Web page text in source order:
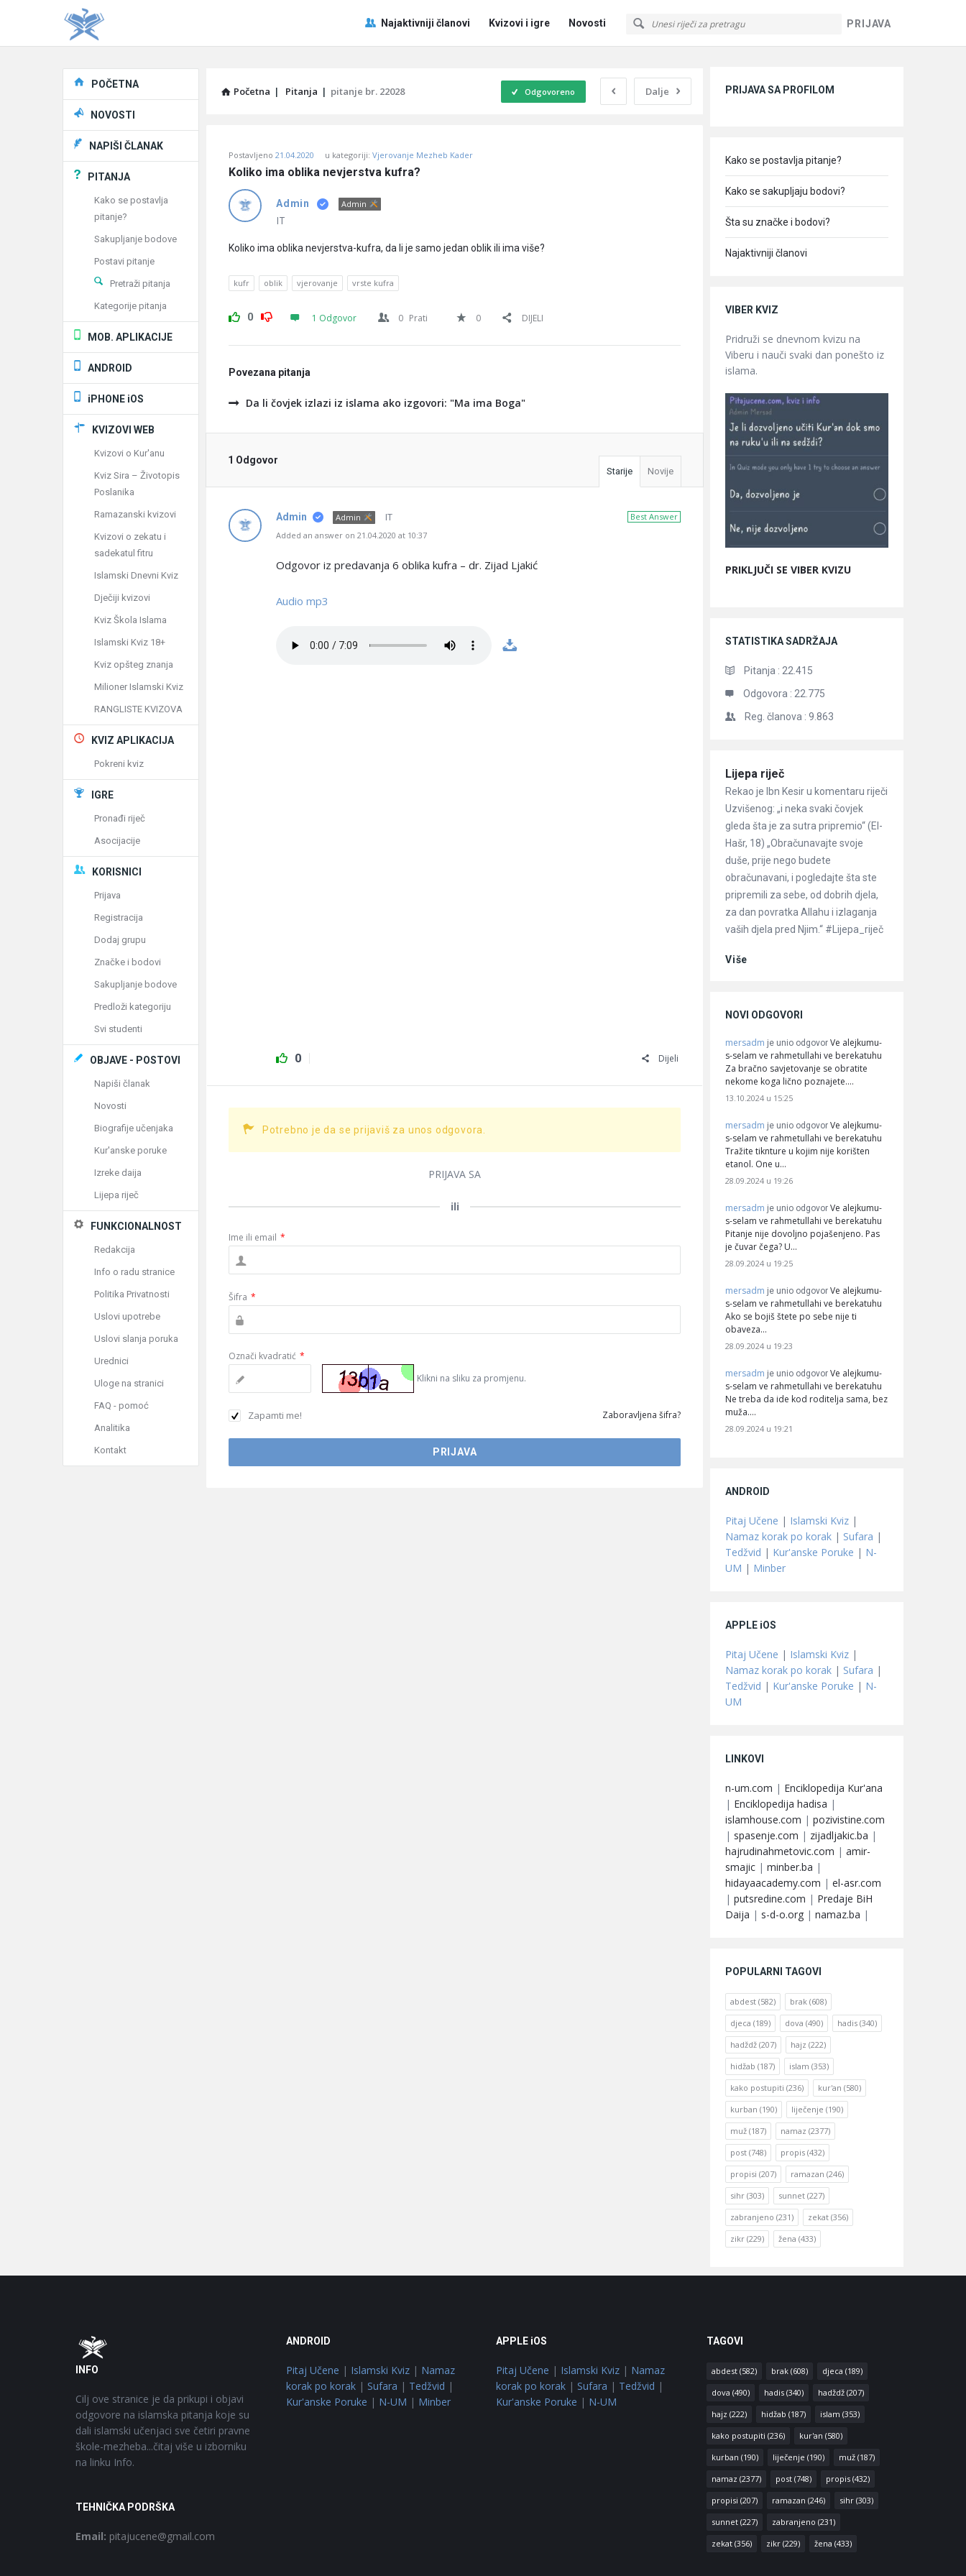
PRIJAVA
Pitaj
Učene
Navigacija
Najaktivniji članovi Kvizovi i igre Novosti
Početna | Pitanja | pitanje br. 22028 Dalje
Odgovoreno
Učene
Latest
Pitanja
Postavljeno 21.04.2020 u kategoriji: Vjerovanje Mezheb Kader
Koliko ima oblika nevjerstva kufra?
Admin Admin
IT
Koliko ima oblika nevjerstva-kufra, da li je samo jedan oblik ili ima više?
kufr oblik vjerovanje vrste kufra
0 1 Odgovor 0 Prati 0 DIJELI
Povezana pitanja
Da li čovjek izlazi iz islama ako izgovori: "Ma ima Boga"
1 Odgovor
Starije Novije
Best Answer
Admin Admin IT
Added an answer on 21.04.2020 at 10:37
Odgovor iz predavanja 6 oblika kufra – dr. Zijad Ljakić
Audio mp3
0 Dijeli
Potrebno je da se prijaviš za unos odgovora.
PRIJAVA SA
ili
Ime ili email *
Šifra *
Označi kvadratić *
Klikni na sliku za promjenu.
Zapamti me! Zaboravljena šifra?
PRIJAVA SA PROFILOM
Kako se postavlja pitanje?
Kako se sakupljaju bodovi?
Šta su značke i bodovi?
Najaktivniji članovi
VIBER KVIZ
Pridruži se dnevnom kvizu na
Viberu i nauči svaki dan ponešto iz
islama.
PRIKLJUČI SE VIBER KVIZU
STATISTIKA SADRŽAJA
Pitanja : 22.415
Odgovora : 22.775
Reg. članova : 9.863
Članci
Lijepa riječ
Rekao je Ibn Kesir u komentaru riječi
Uzvišenog: „i neka svaki čovjek
gleda šta je za sutra pripremio“ (El-
Hašr, 18) „Obračunavajte svoje
duše, prije nego budete
obračunavani, i pogledajte šta ste
pripremili za sebe, od dobrih djela,
za dan povratka Allahu i izlaganja
vaših djela pred Njim.“ #Lijepa_riječ
Više
NOVI ODGOVORI
mersadm je unio odgovor Ve alejkumu-
s-selam ve rahmetullahi ve berekatuhu
Za bračno savjetovanje se obratite
nekome koga lično poznajete.…
13.10.2024 u 15:25
mersadm je unio odgovor Ve alejkumu-
s-selam ve rahmetullahi ve berekatuhu
Tražite tiknture u kojim nije korišten
etanol. One u…
28.09.2024 u 19:26
mersadm je unio odgovor Ve alejkumu-
s-selam ve rahmetullahi ve berekatuhu
Pitanje nije dovoljno pojašenjeno. Pas
je čuvar čega? U…
28.09.2024 u 19:25
mersadm je unio odgovor Ve alejkumu-
s-selam ve rahmetullahi ve berekatuhu
Ako se bojiš štete po sebe nije ti
obaveza…
28.09.2024 u 19:23
mersadm je unio odgovor Ve alejkumu-
s-selam ve rahmetullahi ve berekatuhu
Ne treba da ide kod roditelja sama, bez
muža.…
28.09.2024 u 19:21
ANDROID
Pitaj Učene | Islamski Kviz |
Namaz korak po korak | Sufara |
Tedžvid | Kur'anske Poruke | N-
UM | Minber
APPLE iOS
Pitaj Učene | Islamski Kviz |
Namaz korak po korak | Sufara |
Tedžvid | Kur'anske Poruke | N-
UM
LINKOVI
n-um.com | Enciklopedija Kur'ana
| Enciklopedija hadisa |
islamhouse.com | pozivistine.com
| spasenje.com | zijadljakic.ba |
hajrudinahmetovic.com | amir-
smajic | minber.ba |
hidayaacademy.com | el-asr.com
| putsredine.com | Predaje BiH
Daija | s-d-o.org | namaz.ba |
POPULARNI TAGOVI
abdest (582) brak (608)
djeca (189) dova (490) hadis (340)
hadždž (207) hajz (222)
hidžab (187) islam (353)
kako postupiti (236) kur'an (580)
kurban (190) liječenje (190)
muž (187) namaz (2377)
post (748) propis (432)
propisi (207) ramazan (246)
sihr (303) sunnet (227)
zabranjeno (231) zekat (356)
zikr (229) žena (433)
Explore
POČETNA
NOVOSTI
NAPIŠI ČLANAK
PITANJA
Kako se postavlja
pitanje?
Sakupljanje bodove
Postavi pitanje
Pretraži pitanja
Kategorije pitanja
MOB. APLIKACIJE
ANDROID
iPHONE iOS
KVIZOVI WEB
Kvizovi o Kur'anu
Kviz Sira – Životopis
Poslanika
Ramazanski kvizovi
Kvizovi o zekatu i
sadekatul fitru
Islamski Dnevni Kviz
Dječiji kvizovi
Kviz Škola Islama
Islamski Kviz 18+
Kviz opšteg znanja
Milioner Islamski Kviz
RANGLISTE KVIZOVA
KVIZ APLIKACIJA
Pokreni kviz
IGRE
Pronađi riječ
Asocijacije
KORISNICI
Prijava
Registracija
Dodaj grupu
Značke i bodovi
Sakupljanje bodove
Predloži kategoriju
Svi studenti
OBJAVE - POSTOVI
Napiši članak
Novosti
Biografije učenjaka
Kur'anske poruke
Izreke daija
Lijepa riječ
FUNKCIONALNOST
Redakcija
Info o radu stranice
Politika Privatnosti
Uslovi upotrebe
Uslovi slanja poruka
Urednici
Uloge na stranici
FAQ - pomoć
Analitika
Kontakt
Footer
INFO
Cilj ove stranice je da prikupi i objavi
odgovore na islamska pitanja koje su
dali islamski učenjaci sve četiri pravne
škole-mezheba...čitaj više u izborniku
na linku Info.
TEHNIČKA PODRŠKA
Email: pitajucene@gmail.com
ANDROID
Pitaj Učene | Islamski Kviz| Namaz
korak po korak| Sufara | Tedžvid |
Kur'anske Poruke | N-UM | Minber
APPLE iOS
Pitaj Učene | Islamski Kviz | Namaz
korak po korak | Sufara | Tedžvid |
Kur'anske Poruke | N-UM
TAGOVI
abdest(582) brak(608) djeca (189)
dova (490) hadis(340) hadždž(207)
hajz (222) hidžab (187) islam (353)
kako postupiti (236) kur'an (580)
kurban (190) liječenje (190) muž(187)
namaz (2377) post(748) propis(432)
propisi (207) ramazan (246) sihr(303)
sunnet(227) zabranjeno (231)
zekat(356) zikr(229) žena (433)